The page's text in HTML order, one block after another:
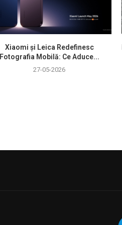
Xiaomi și Leica Redefinesc
Fotografia Mobilă: Ce Aduce...
27-05-2026